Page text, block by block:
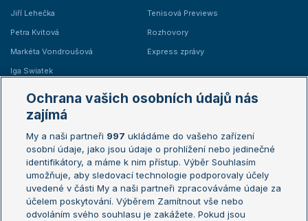
Jiří Lehečka
Petra Kvitová
Markéta Vondroušová
Iga Swiatek
Tenisová Previews
Rozhovory
Express zprávy
Žebříčky
Žebříček ATP (muži)
Žebříček WTA (ženy)
Sázkařský žebříček
Australian Open
French Open
Wimbledon
US Open
Turnaj mistrů
Ochrana vašich osobních údajů nás
zajímá
My a naši partneři 997 ukládáme do vašeho zařízení
osobní údaje, jako jsou údaje o prohlížení nebo jedinečné
identifikátory, a máme k nim přístup. Výběr Souhlasím
umožňuje, aby sledovací technologie podporovaly účely
uvedené v části My a naši partneři zpracováváme údaje za
účelem poskytování. Výběrem Zamítnout vše nebo
odvoláním svého souhlasu je zakážete. Pokud jsou